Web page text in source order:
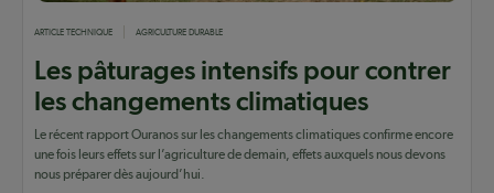
ARTICLE TECHNIQUE AGRICULTURE DURABLE
Les pâturages intensifs pour contrer
les changements climatiques
Le récent rapport Ouranos sur les changements climatiques confirme encore
une fois leurs effets sur l’agriculture de demain, effets auxquels nous devons
nous préparer dès aujourd’hui.